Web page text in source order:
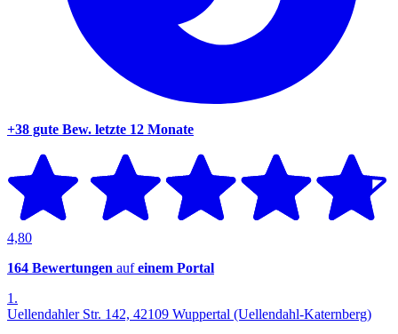
+38 gute Bew. letzte 12 Monate
4,80
164 Bewertungen aufeinem Portal
1.
Uellendahler Str. 142, 42109 Wuppertal (Uellendahl-Katernberg)